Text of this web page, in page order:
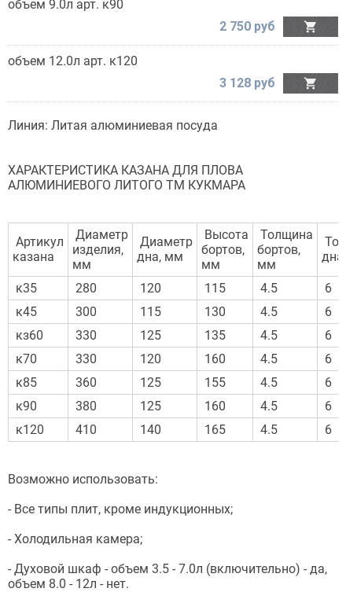
объем 9.0л арт. к90

2 750 руб
объем 12.0л арт. к120

3 128 руб
Линия: Литая алюминиевая посуда
ХАРАКТЕРИСТИКА КАЗАНА ДЛЯ ПЛОВА
АЛЮМИНИЕВОГО ЛИТОГО ТМ КУКМАРА
Артикул
казана
Диаметр
изделия,
мм
Диаметр
дна, мм
Высота
бортов,
мм
Толщина
бортов,
мм
к35 280 120 115 4.5
6
к45
300 115 130 4.5
6
кз60
330 125 135 4.5
6
к70
330 120 160 4.5
6
к85
360 125 155 4.5
6
к90
380 125 160 4.5
6
к120
410 140 165 4.5 6
Возможно использовать:
- Все типы плит, кроме индукционных;
- Холодильная камера;
- Духовой шкаф - объем 3.5 - 7.0л (включительно) - да,
объем 8.0 - 12л - нет.